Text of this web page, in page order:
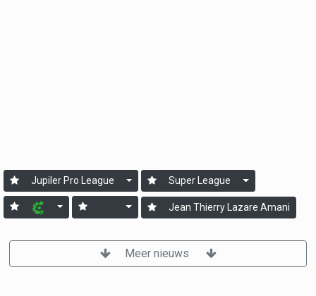
Jupiler Pro League Super League
Jean Thierry Lazare Amani
Meer nieuws